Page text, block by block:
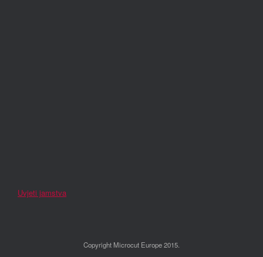
Uvjeti jamstva
Copyright Microcut Europe 2015.